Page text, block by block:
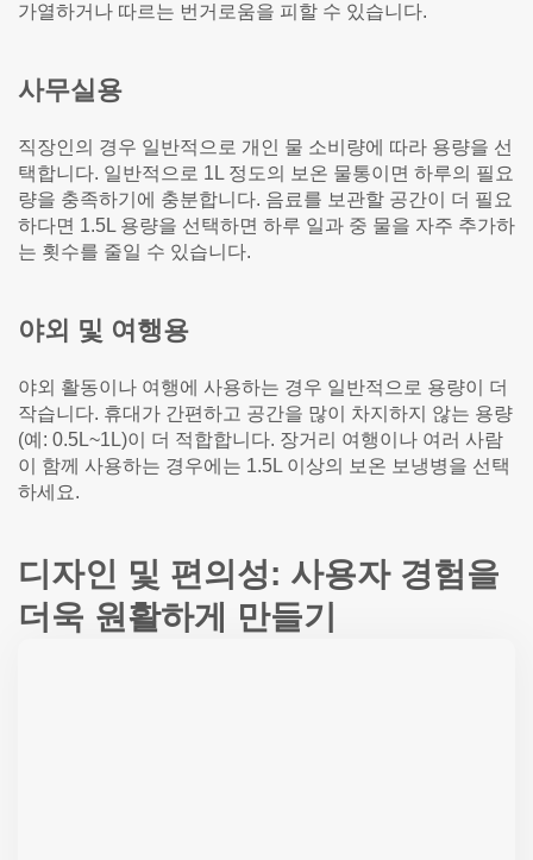
가열하거나 따르는 번거로움을 피할 수 있습니다.
사무실용
직장인의 경우 일반적으로 개인 물 소비량에 따라 용량을 선
택합니다. 일반적으로 1L 정도의 보온 물통이면 하루의 필요
량을 충족하기에 충분합니다. 음료를 보관할 공간이 더 필요
하다면 1.5L 용량을 선택하면 하루 일과 중 물을 자주 추가하
는 횟수를 줄일 수 있습니다.
야외 및 여행용
야외 활동이나 여행에 사용하는 경우 일반적으로 용량이 더
작습니다. 휴대가 간편하고 공간을 많이 차지하지 않는 용량
(예: 0.5L~1L)이 더 적합합니다. 장거리 여행이나 여러 사람
이 함께 사용하는 경우에는 1.5L 이상의 보온 보냉병을 선택
하세요.
디자인 및 편의성: 사용자 경험을
더욱 원활하게 만들기